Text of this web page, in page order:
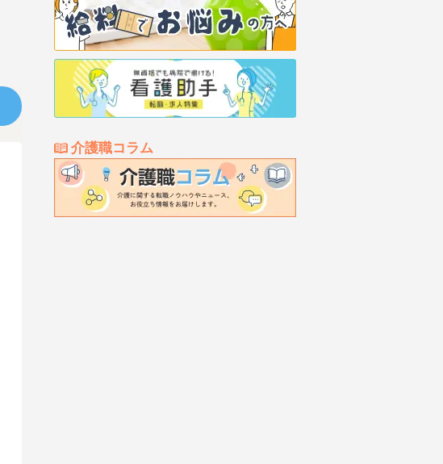
介護職コラム